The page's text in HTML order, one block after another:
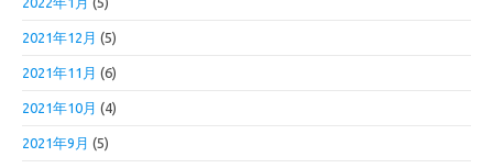
2021年12月 (5)
2021年11月 (6)
2021年10月 (4)
2021年9月 (5)